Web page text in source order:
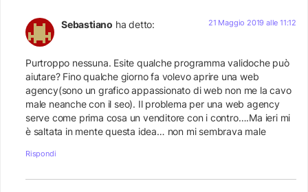
Sebastiano ha detto: 21 Maggio 2019 alle 11:12
Purtroppo nessuna. Esite qualche programma validoche può
aiutare? Fino qualche giorno fa volevo aprire una web
agency(sono un grafico appassionato di web non me la cavo
male neanche con il seo). Il problema per una web agency
serve come prima cosa un venditore con i contro….Ma ieri mi
è saltata in mente questa idea… non mi sembrava male
Rispondi